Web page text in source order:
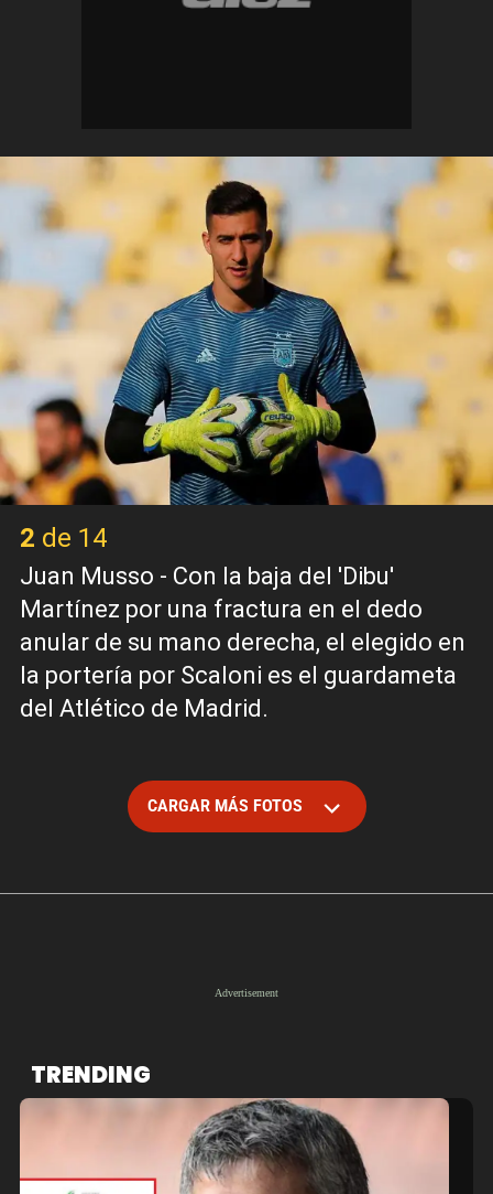
2 de 14
Juan Musso - Con la baja del 'Dibu'
Martínez por una fractura en el dedo
anular de su mano derecha, el elegido en
la portería por Scaloni es el guardameta
del Atlético de Madrid.
CARGAR MÁS FOTOS
TRENDING